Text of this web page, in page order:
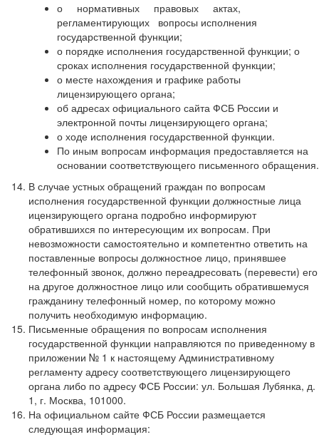
о нормативных правовых актах,
регламентирующих вопросы исполнения
государственной функции;
о порядке исполнения государственной функции; о
сроках исполнения государственной функции;
о месте нахождения и графике работы
лицензирующего органа;
об адресах официального сайта ФСБ России и
электронной почты лицензирующего органа;
о ходе исполнения государственной функции.
По иным вопросам информация предоставляется на
основании соответствующего письменного обращения.
В случае устных обращений граждан по вопросам
исполнения государственной функции должностные лица
ицензирующего органа подробно информируют
обратившихся по интересующим их вопросам. При
невозможности самостоятельно и компетентно ответить на
поставленные вопросы должностное лицо, принявшее
телефонный звонок, должно переадресовать (перевести) его
на другое должностное лицо или сообщить обратившемуся
гражданину телефонный номер, по которому можно
получить необходимую информацию.
Письменные обращения по вопросам исполнения
государственной функции направляются по приведенному в
приложении № 1 к настоящему Административному
регламенту адресу соответствующего лицензирующего
органа либо по адресу ФСБ России: ул. Большая Лубянка, д.
1, г. Москва, 101000.
На официальном сайте ФСБ России размещается
следующая информация: